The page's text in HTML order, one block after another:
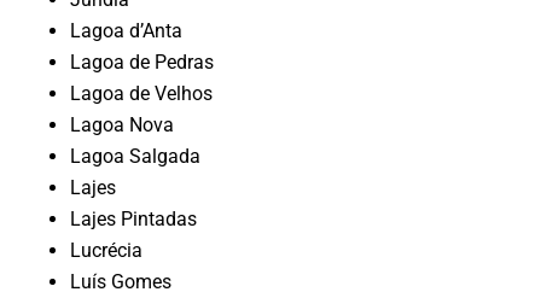
Lagoa d’Anta
Lagoa de Pedras
Lagoa de Velhos
Lagoa Nova
Lagoa Salgada
Lajes
Lajes Pintadas
Lucrécia
Luís Gomes